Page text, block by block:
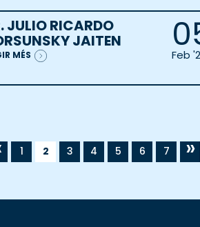
JULIO RICARDO
JAITEN
MÉS Feb
1 2 3 4 5 6 7 »